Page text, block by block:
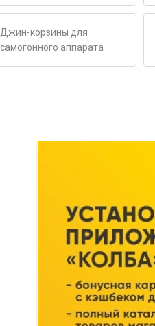
Джин-корзины для
самогонного аппарата